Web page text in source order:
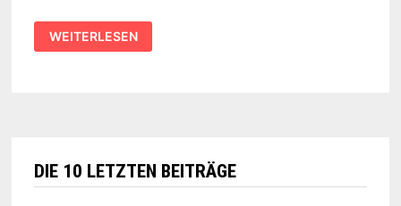
VOM
KORN
ZUM
WEITERLESEN
DIE 10 LETZTEN BEITRÄGE